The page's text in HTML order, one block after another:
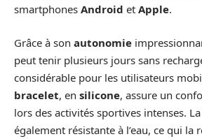
smartphones Android et Apple.
Grâce à son autonomie
peut tenir plusieurs jours sans
considérable pour les utilisateurs
bracelet, en silicone, assure un
lors des activités sportives intenses.
également résistante à l’eau, ce qui la